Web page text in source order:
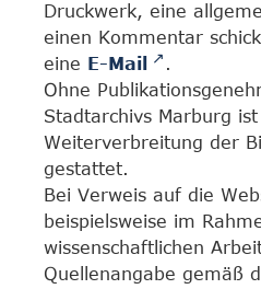
Druckwerk, eine
einen Kommentar
eine E-Mail
.
Ohne
Stadtarchivs Marburg
Weiterverbreitung der
gestattet.
Bei Verweis auf die
beispielsweise im
wissenschaftlichen
Quellenangabe gemäß